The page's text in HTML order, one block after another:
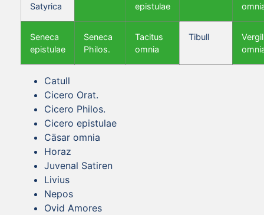
Satyrica
epistulae
Seneca
epistulae
Seneca
Philos.
Tacitus
omnia
Tibull
Vergil
Catull
Cicero Orat.
Cicero Philos.
Cicero epistulae
Cäsar omnia
Horaz
Juvenal Satiren
Livius
Nepos
Ovid Amores